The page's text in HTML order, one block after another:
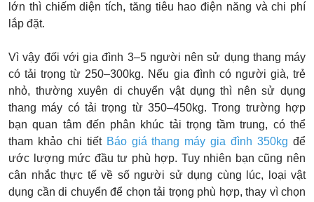
lớn thì chiếm diện tích, tăng tiêu hao điện năng và chi phí
lắp đặt.
Vì vậy đối với gia đình 3–5 người nên sử dụng thang máy
có tải trọng từ 250–300kg. Nếu gia đình có người già, trẻ
nhỏ, thường xuyên di chuyển vật dụng thì nên sử dụng
thang máy có tải trọng từ 350–450kg. Trong trường hợp
bạn quan tâm đến phân khúc tải trọng tầm trung, có thể
tham khảo chi tiết Báo giá thang máy gia đình 350kg để
ước lượng mức đầu tư phù hợp. Tuy nhiên bạn cũng nên
cân nhắc thực tế về số người sử dụng cùng lúc, loại vật
dụng cần di chuyển để chọn tải trọng phù hợp, thay vì chọn